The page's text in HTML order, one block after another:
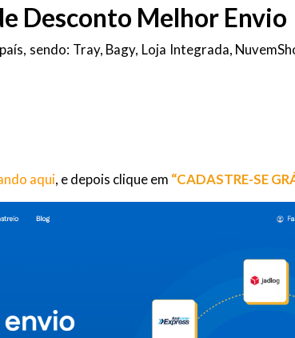
Desconto Melhor Envio
sendo: Tray, Bagy, Loja Integrada,
aqui, e depois clique em “CADASTRE-SE